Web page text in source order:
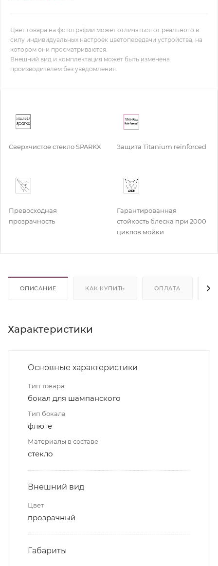
Цвет товара на фотографии может отличаться от реального в
силу индивидуальных настроек цветопередачи устройства, на
котором они просматриваются.
Внешний вид и комплектация может быть изменена
производителем без уведомления.
Cверхчистое стекло SPARKX Защита Titanium reinforced
Превосходная
прозрачность
Гарантированная
стойкость блеска при 2000
циклов мойки
ОПИСАНИЕ КАК КУПИТЬ ОПЛАТА
Характеристики
Основные характеристики
Тип товара
бокал для шампанского
Тип бокала
флюте
Материалы в составе
стекло
Внешний вид
Цвет
прозрачный
Габариты